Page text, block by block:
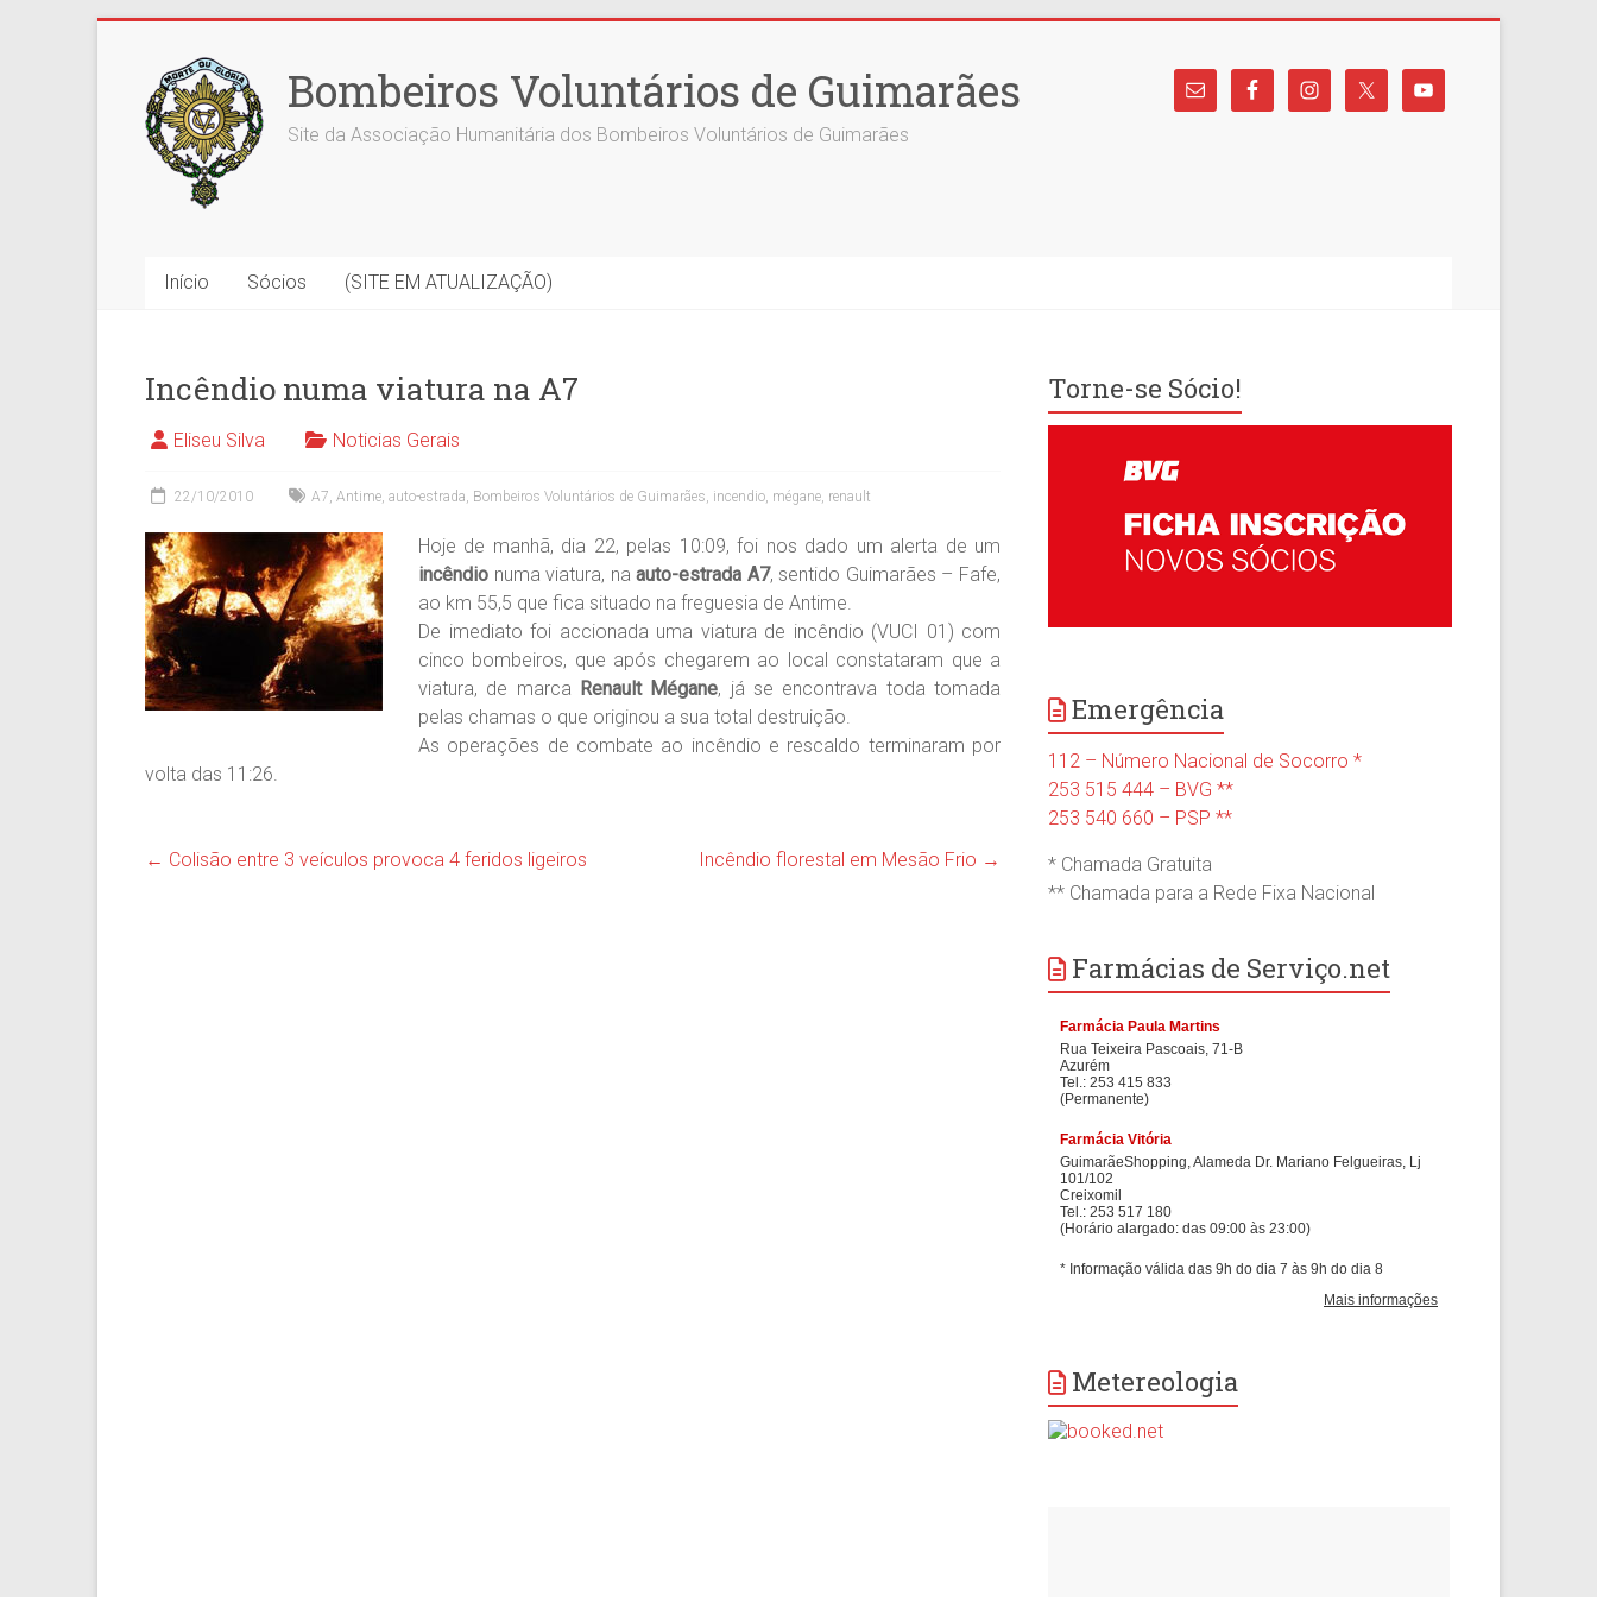
content
Bombeiros Voluntários de Guimarães
Site da Associação Humanitária dos Bombeiros Voluntários de Guimarães
Início Sócios (SITE EM ATUALIZAÇÃO)
Incêndio numa viatura na A7
Eliseu Silva Noticias Gerais
22/10/2010 A7, Antime, auto-estrada, Bombeiros Voluntários de Guimarães, incendio, mégane, renault
Hoje de manhã, dia 22, pelas 10:09, foi nos dado um alerta de um
incêndio numa viatura, na auto-estrada A7, sentido Guimarães – Fafe,
ao km 55,5 que fica situado na freguesia de Antime.
De imediato foi accionada uma viatura de incêndio (VUCI 01) com
cinco bombeiros, que após chegarem ao local constataram que a
viatura, de marca Renault Mégane, já se encontrava toda tomada
pelas chamas o que originou a sua total destruição.
As operações de combate ao incêndio e rescaldo terminaram por
volta das 11:26.
← Colisão entre 3 veículos provoca 4 feridos ligeiros Incêndio florestal em Mesão Frio →
Torne-se Sócio!
Emergência
112 – Número Nacional de Socorro *
253 515 444 – BVG **
253 540 660 – PSP **
* Chamada Gratuita
** Chamada para a Rede Fixa Nacional
Farmácias de Serviço.net
Metereologia